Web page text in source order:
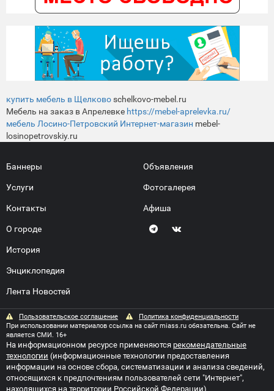
купить мебель в Щелковоschelkovo-mebel.ru
Мебель на заказ в Апрелевке https://mebel-aprelevka.ru/
мебель Лосино-Петровский Интернет-магазин mebel-
losinopetrovskiy.ru
Баннеры
Услуги
Контакты
О городе
История
Энциклопедия
Лента Новостей
Объявления
Фотогалерея
Афиша
Пользовательское соглашение
Политика конфиденциальности
При использовании материалов ссылка на сайт miass.ru обязательна. Сайт не
является СМИ. 16+
На информационном ресурсе применяются рекомендательные
технологии (информационные технологии предоставления
информации на основе сбора, систематизации и анализа сведений,
относящихся к предпочтениям пользователей сети "Интернет",
находящихся на территории Российской Федерации)